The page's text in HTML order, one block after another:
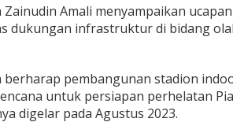
Amali menyampaikan
dukungan infrastruktur di bidang
berharap pembangunan stadion
untuk persiapan perhelatan
digelar pada Agustus 2023.